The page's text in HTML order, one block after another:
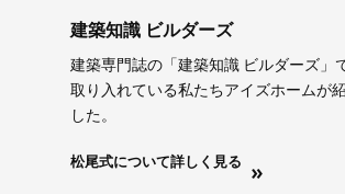
建築知識 ビルダーズ
建築専門誌の「建築知識 ビルダーズ」
取り入れている私たちアイズホームが
した。
松尾式について詳しく見る